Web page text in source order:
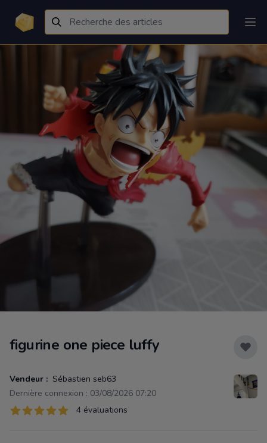
figurine one piece luffy
Vendeur : Sébastien seb63
Dernière connexion : 03/08/2026 07:20
Évaluations
4 sur 5 étoiles 4 évaluations